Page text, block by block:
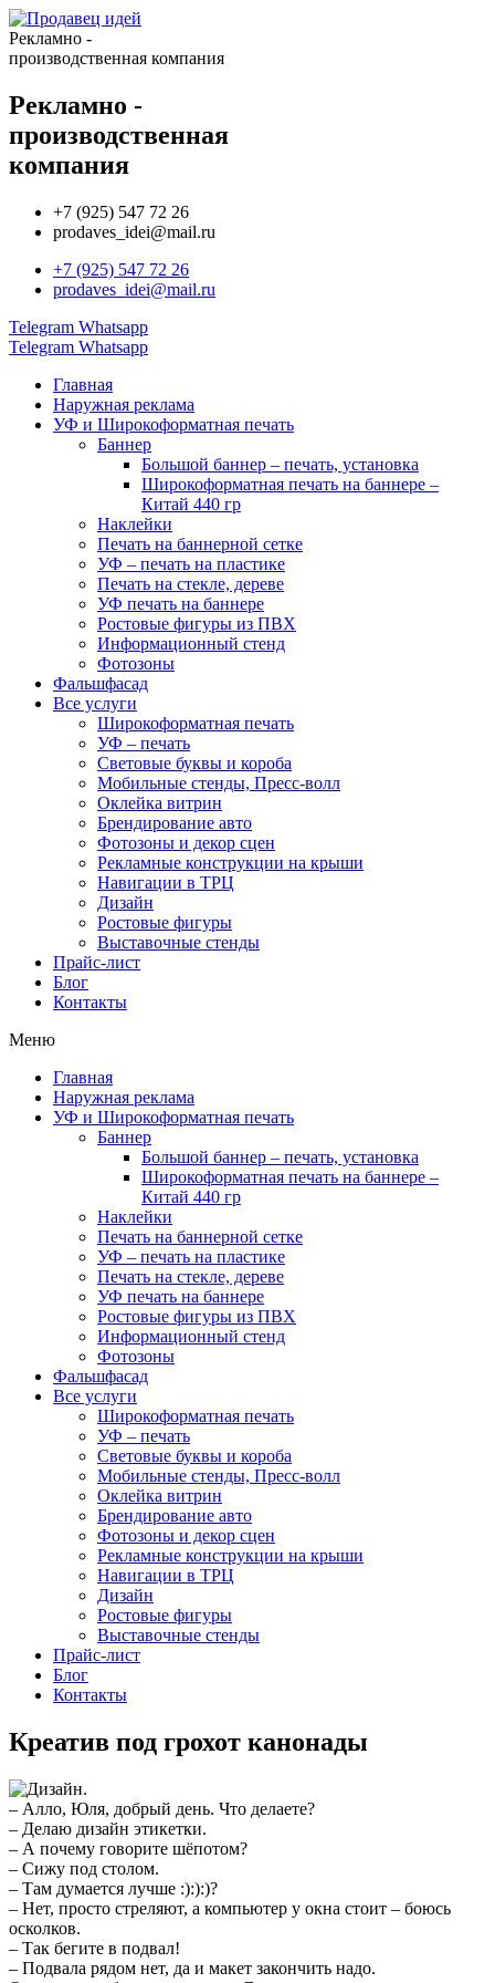
Рекламно -
производственная компания
Рекламно -
производственная
компания
+7 (925) 547 72 26
prodaves_idei@mail.ru
+7 (925) 547 72 26
prodaves_idei@mail.ru
Telegram Whatsapp
Telegram Whatsapp
Главная
Наружная реклама
УФ и Широкоформатная печать
Баннер
Большой баннер – печать, установка
Широкоформатная печать на баннере –
Китай 440 гр
Наклейки
Печать на баннерной сетке
УФ – печать на пластике
Печать на стекле, дереве
УФ печать на баннере
Ростовые фигуры из ПВХ
Информационный стенд
Фотозоны
Фальшфасад
Все услуги
Широкоформатная печать
УФ – печать
Световые буквы и короба
Мобильные стенды, Пресс-волл
Оклейка витрин
Брендирование авто
Фотозоны и декор сцен
Рекламные конструкции на крыши
Навигации в ТРЦ
Дизайн
Ростовые фигуры
Выставочные стенды
Прайс-лист
Блог
Контакты
Меню
Главная
Наружная реклама
УФ и Широкоформатная печать
Баннер
Большой баннер – печать, установка
Широкоформатная печать на баннере –
Китай 440 гр
Наклейки
Печать на баннерной сетке
УФ – печать на пластике
Печать на стекле, дереве
УФ печать на баннере
Ростовые фигуры из ПВХ
Информационный стенд
Фотозоны
Фальшфасад
Все услуги
Широкоформатная печать
УФ – печать
Световые буквы и короба
Мобильные стенды, Пресс-волл
Оклейка витрин
Брендирование авто
Фотозоны и декор сцен
Рекламные конструкции на крыши
Навигации в ТРЦ
Дизайн
Ростовые фигуры
Выставочные стенды
Прайс-лист
Блог
Контакты
Креатив под грохот канонады
– Алло, Юля, добрый день. Что делаете?
– Делаю дизайн этикетки.
– А почему говорите шёпотом?
– Сижу под столом.
– Там думается лучше :):):)?
– Нет, просто стреляют, а компьютер у окна стоит – боюсь
осколков.
– Так бегите в подвал!
– Подвала рядом нет, да и макет закончить надо.